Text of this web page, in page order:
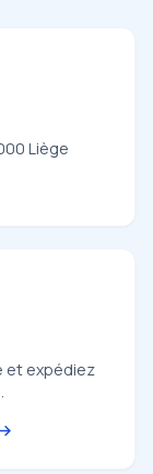
Liège
et expédiez